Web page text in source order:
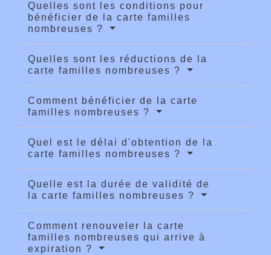
Quelles sont les conditions pour
bénéficier de la carte familles
nombreuses ?
Quelles sont les réductions de la
carte familles nombreuses ?
Comment bénéficier de la carte
familles nombreuses ?
Quel est le délai d'obtention de la
carte familles nombreuses ?
Quelle est la durée de validité de
la carte familles nombreuses ?
Comment renouveler la carte
familles nombreuses qui arrive à
expiration ?